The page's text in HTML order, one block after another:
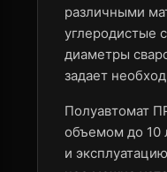
различными
углеродистые
диаметры
задает
Полуавтомат
объемом до 10
и